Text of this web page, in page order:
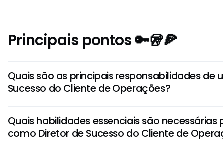
Principais pontos 🔑🥡🍕
Quais são as principais responsabilidades de
Sucesso do Cliente de Operações?
relacionamentos com clientes, otimizar processos
iniciativas estratégicas. Eles lideram equipes
Quais habilidades essenciais são
como Diretor de Sucesso do Cliente de